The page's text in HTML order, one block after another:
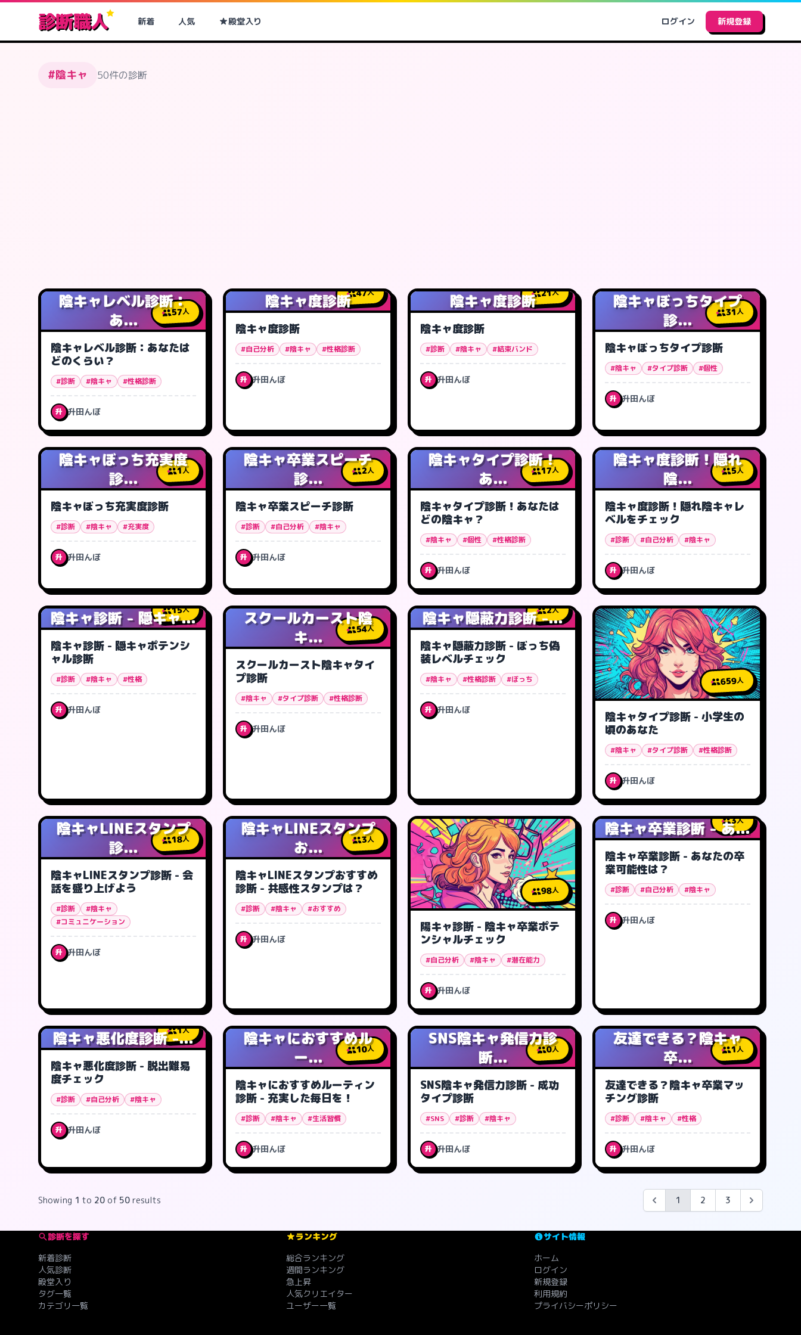
診断職人 新着 人気 殿堂入り ログイン 新規登録
#陰キャ 50件の診断
陰キャレベル診断：
あ...
57人
陰キャレベル診断：あなたは
どのくらい？
#診断 #陰キャ #性格診断
升 升田んぼ
陰キャ度診断 47人
陰キャ度診断
#自己分析 #陰キャ #性格診断
升 升田んぼ
陰キャ度診断 21人
陰キャ度診断
#診断 #陰キャ #結束バンド
升 升田んぼ
陰キャぼっちタイプ
診...
31人
陰キャぼっちタイプ診断
#陰キャ #タイプ診断 #個性
升 升田んぼ
陰キャぼっち充実度
診...
1人
陰キャぼっち充実度診断
#診断 #陰キャ #充実度
升 升田んぼ
陰キャ卒業スピーチ
診...
2人
陰キャ卒業スピーチ診断
#診断 #自己分析 #陰キャ
升 升田んぼ
陰キャタイプ診断！
あ...
17人
陰キャタイプ診断！あなたは
どの陰キャ？
#陰キャ #個性 #性格診断
升 升田んぼ
陰キャ度診断！隠れ
陰...
5人
陰キャ度診断！隠れ陰キャレ
ベルをチェック
#診断 #自己分析 #陰キャ
升 升田んぼ
陰キャ診断 - 隠キャ...
15人
陰キャ診断 - 隠キャポテンシ
ャル診断
#診断 #陰キャ #性格
升 升田んぼ
スクールカースト陰
キ...
54人
スクールカースト陰キャタイ
プ診断
#陰キャ #タイプ診断 #性格診断
升 升田んぼ
陰キャ隠蔽力診断 -...
2人
陰キャ隠蔽力診断 - ぼっち偽
装レベルチェック
#陰キャ #性格診断 #ぼっち
升 升田んぼ
659人
陰キャタイプ診断 - 小学生の
頃のあなた
#陰キャ #タイプ診断 #性格診断
升 升田んぼ
陰キャLINEスタンプ
診...
18人
陰キャLINEスタンプ診断 - 会
話を盛り上げよう
#診断
#陰キャ
#コミュニケーション
升 升田んぼ
陰キャLINEスタンプ
お...
3人
陰キャLINEスタンプおすすめ
診断 - 共感性スタンプは？
#診断 #陰キャ #おすすめ
升 升田んぼ
98人
陽キャ診断 - 陰キャ卒業ポテ
ンシャルチェック
#自己分析 #陰キャ #潜在能力
升 升田んぼ
陰キャ卒業診断 - あ...
3人
陰キャ卒業診断 - あなたの卒
業可能性は？
#診断 #自己分析 #陰キャ
升 升田んぼ
陰キャ悪化度診断 -...
1人
陰キャ悪化度診断 - 脱出難易
度チェック
#診断 #自己分析 #陰キャ
升 升田んぼ
陰キャにおすすめル
ー...
10人
陰キャにおすすめルーティン
診断 - 充実した毎日を！
#診断 #陰キャ #生活習慣
升 升田んぼ
SNS陰キャ発信力診
断...
0人
SNS陰キャ発信力診断 - 成功
タイプ診断
#SNS #診断 #陰キャ
升 升田んぼ
友達できる？陰キャ
卒...
1人
友達できる？陰キャ卒業マッ
チング診断
#診断 #陰キャ #性格
升 升田んぼ
Showing 1 to 20 of 50 results 1 2 3
診断を探す
新着診断
人気診断
殿堂入り
タグ一覧
カテゴリ一覧
ランキング
総合ランキング
週間ランキング
急上昇
人気クリエイター
ユーザー一覧
サイト情報
ホーム
ログイン
新規登録
利用規約
プライバシーポリシー